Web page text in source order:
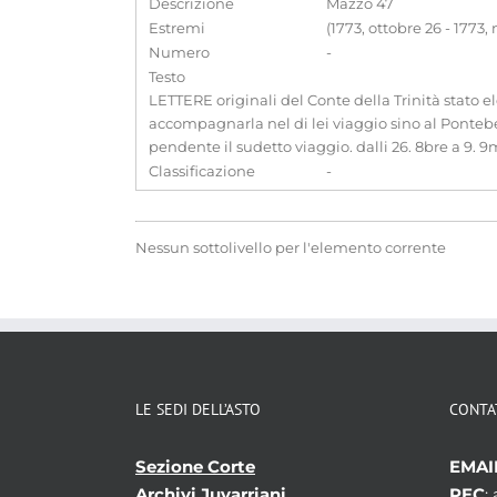
Descrizione
Mazzo 47
Estremi
(1773, ottobre 26 -
Numero
-
Testo
LETTERE originali del Conte della Trinità stato
accompagnarla nel di lei viaggio sino al
pendente il sudetto viaggio. dalli 26. 8bre a 9.
Classificazione
-
Nessun sottolivello per l'elemento corrente
LE SEDI DELL’ASTO
Sezione Corte